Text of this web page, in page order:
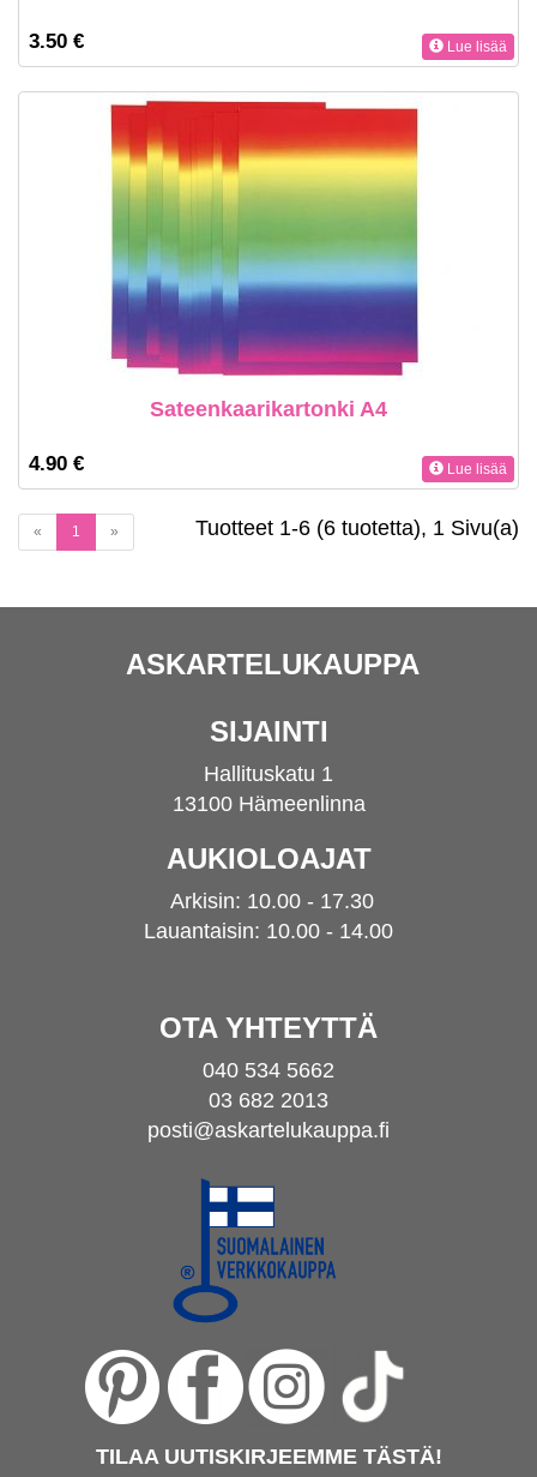
3.50 € Lue lisää
Sateenkaarikartonki A4
4.90 € Lue lisää
Tuotteet 1-6 (6 tuotetta), 1 Sivu(a)
« 1 (current)
»
ASKARTELUKAUPPA
SIJAINTI
Hallituskatu 1
13100 Hämeenlinna
AUKIOLOAJAT
Arkisin: 10.00 - 17.30
Lauantaisin: 10.00 - 14.00
OTA YHTEYTTÄ
040 534 5662
03 682 2013
posti@askartelukauppa.fi
TILAA UUTISKIRJEEMME TÄSTÄ!